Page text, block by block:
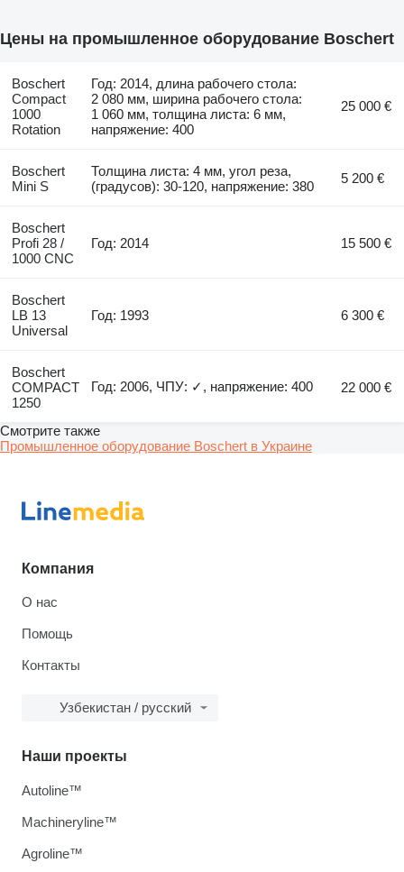
Цены на промышленное оборудование Boschert
Boschert
Compact
1000
Rotation
Год: 2014, длина рабочего стола:
2 080 мм, ширина рабочего стола:
1 060 мм, толщина листа: 6 мм,
напряжение: 400
25 000 €
Boschert
Mini S
Толщина листа: 4 мм, угол реза,
(градусов): 30-120, напряжение: 380
5 200 €
Boschert
Profi 28 /
1000 CNC
Год: 2014 15 500 €
Boschert
LB 13
Universal
Год: 1993 6 300 €
Boschert
COMPACT
1250
Год: 2006, ЧПУ: ✓, напряжение: 400 22 000 €
Смотрите также
Промышленное оборудование Boschert в Украине
Компания
О нас
Помощь
Контакты
Узбекистан / русский
Наши проекты
Autoline™
Machineryline™
Agroline™